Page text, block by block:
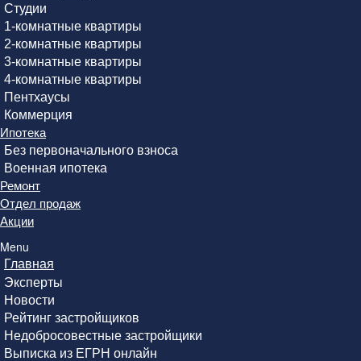
Студии
1-комнатные квартиры
2-комнатные квартиры
3-комнатные квартиры
4-комнатные квартиры
Пентхаусы
Коммерция
Ипотека
Без первоначального взноса
Военная ипотека
Ремонт
Отдел продаж
Акции
Menu
Главная
Эксперты
Новости
Рейтинг застройщиков
Недобросовестные застройщики
Выписка из ЕГРН онлайн